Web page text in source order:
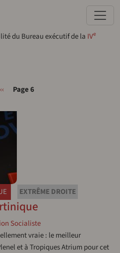
du Bureau exécutif de la IVe
Page précédente
‹‹ Page 6
EXTRÊME DROITE
Socialiste
vraie : le meilleur
et à Tropiques Atrium pour cet